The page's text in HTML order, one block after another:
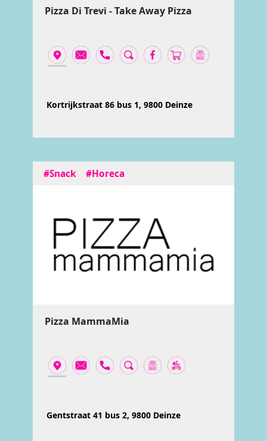
Pizza Di Trevi - Take Away Pizza
Kortrijkstraat 86 bus 1, 9800 Deinze
#Snack #Horeca
Pizza MammaMia
Gentstraat 41 bus 2, 9800 Deinze